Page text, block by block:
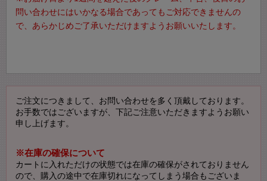
問い合わせにはいかなる場合であってもご対応できませんの
で、あらかじめご了承いただけますようお願いいたします。
ご注文につきまして、お問い合わせを多く頂戴しております。
お手数ではございますが、下記ご注意いただきますようお願い
申し上げます。
※在庫の確保について
カートに入れただけの状態では在庫の確保がされておりません
ので、購入の途中で在庫切れになってしまう場合もございま